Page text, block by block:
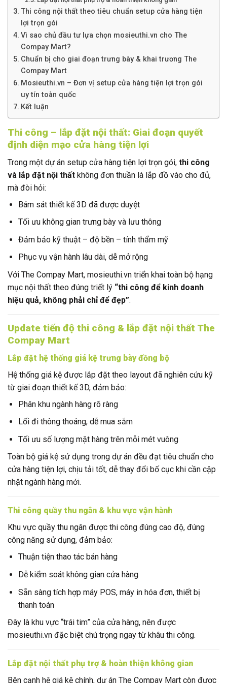
Thi công nội thất theo tiêu chuẩn setup cửa hàng tiện
lợi trọn gói
Vì sao chủ đầu tư lựa chọn mosieuthi.vn cho The
Compay Mart?
Chuẩn bị cho giai đoạn trưng bày & khai trương The
Compay Mart
Mosieuthi.vn – Đơn vị setup cửa hàng tiện lợi trọn gói
uy tín toàn quốc
Kết luận
Thi công – lắp đặt nội thất: Giai đoạn quyết
định diện mạo cửa hàng tiện lợi
Trong một dự án setup cửa hàng tiện lợi trọn gói, thi công
và lắp đặt nội thất không đơn thuần là lắp đồ vào cho đủ,
mà đòi hỏi:
Bám sát thiết kế 3D đã được duyệt
Tối ưu không gian trưng bày và lưu thông
Đảm bảo kỹ thuật – độ bền – tính thẩm mỹ
Phục vụ vận hành lâu dài, dễ mở rộng
Với The Compay Mart, mosieuthi.vn triển khai toàn bộ hạng
mục nội thất theo đúng triết lý “thi công để kinh doanh
hiệu quả, không phải chỉ để đẹp”.
Update tiến độ thi công & lắp đặt nội thất The
Compay Mart
Lắp đặt hệ thống giá kệ trưng bày đồng bộ
Hệ thống giá kệ được lắp đặt theo layout đã nghiên cứu kỹ
từ giai đoạn thiết kế 3D, đảm bảo:
Phân khu ngành hàng rõ ràng
Lối đi thông thoáng, dễ mua sắm
Tối ưu số lượng mặt hàng trên mỗi mét vuông
Toàn bộ giá kệ sử dụng trong dự án đều đạt tiêu chuẩn cho
cửa hàng tiện lợi, chịu tải tốt, dễ thay đổi bố cục khi cần cập
nhật ngành hàng mới.
Thi công quầy thu ngân & khu vực vận hành
Khu vực quầy thu ngân được thi công đúng cao độ, đúng
công năng sử dụng, đảm bảo:
Thuận tiện thao tác bán hàng
Dễ kiểm soát không gian cửa hàng
Sẵn sàng tích hợp máy POS, máy in hóa đơn, thiết bị
thanh toán
Đây là khu vực “trái tim” của cửa hàng, nên được
mosieuthi.vn đặc biệt chú trọng ngay từ khâu thi công.
Lắp đặt nội thất phụ trợ & hoàn thiện không gian
Bên cạnh hệ giá kệ chính, dự án The Compay Mart còn được